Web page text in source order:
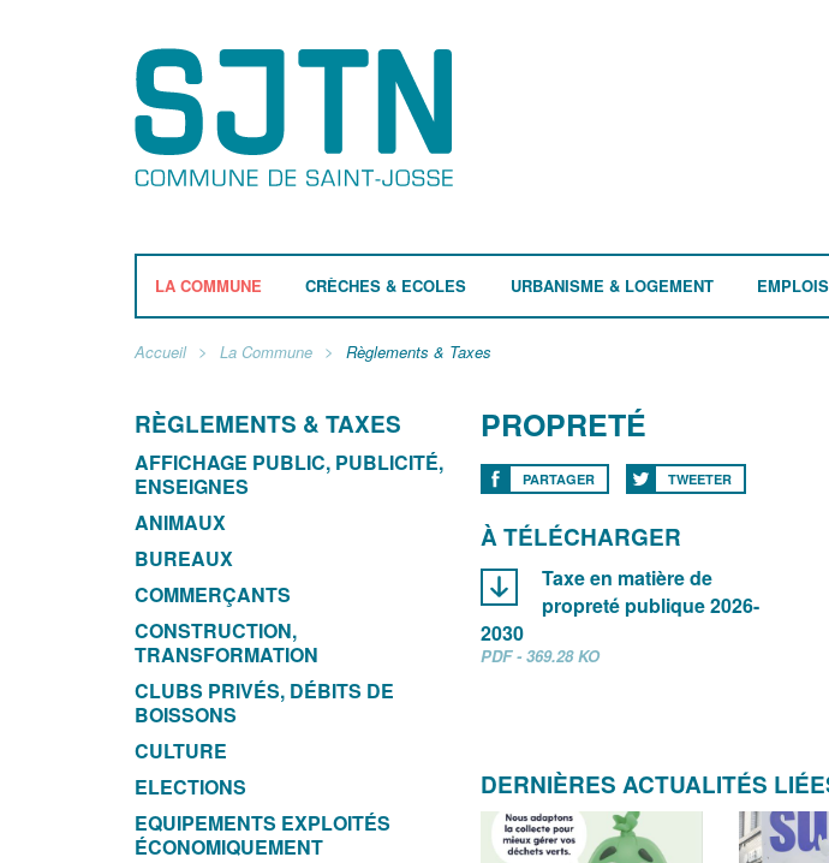
LA COMMUNE CRÈCHES & ECOLES URBANISME & LOGEMENT
Accueil La Commune Règlements & Taxes
RÈGLEMENTS & TAXES
AFFICHAGE PUBLIC, PUBLICITÉ,
ENSEIGNES
ANIMAUX
BUREAUX
COMMERÇANTS
CONSTRUCTION,
TRANSFORMATION
CLUBS PRIVÉS, DÉBITS DE
BOISSONS
CULTURE
ELECTIONS
EQUIPEMENTS EXPLOITÉS
ÉCONOMIQUEMENT
PROPRETÉ
PARTAGER TWEETER
À TÉLÉCHARGER
Taxe en matière de
propreté publique 2026-
2030
PDF - 369.28 KO
DERNIÈRES ACTUALITÉS